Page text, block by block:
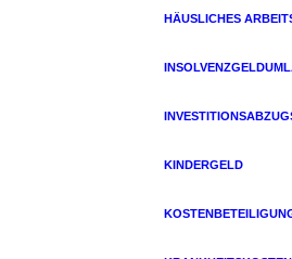
HÄUSLICHES
KINDERGELD